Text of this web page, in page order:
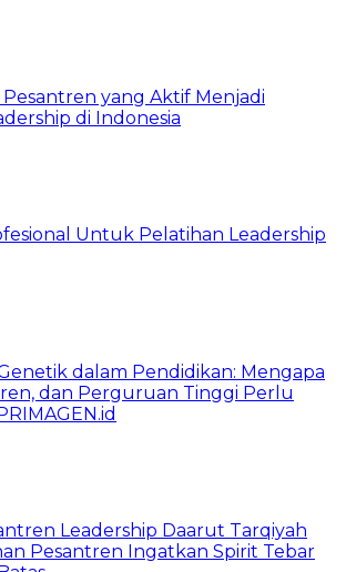
yang Aktif Menjadi
di Indonesia
Untuk Pelatihan Leadership
dalam Pendidikan: Mengapa
dan Perguruan Tinggi Perlu
Leadership Daarut Tarqiyah
Pesantren Ingatkan Spirit Tebar